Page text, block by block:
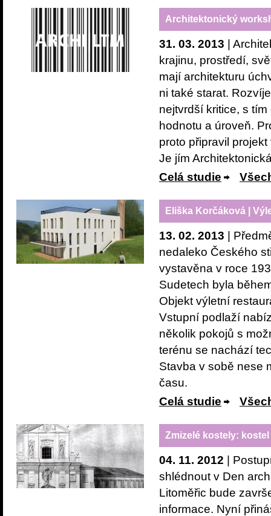
Architektonický
31. 03. 2013 |
krajinu, prostředí,
mají architekturu
ni také starat.
nejtvrdší kritice, s
hodnotu a úroveň.
proto připravil
Je jím
Celá studie
Eliška Korčáková |
13. 02. 2013 |
nedaleko Českého
vystavěna v roce
Sudetech byla
Objekt výletní
Vstupní podlaží
několik pokojů s
terénu se nachází
Stavba v sobě nese
času.
Celá studie
Zmizelé kostely: kostel
04. 11. 2012 |
shlédnout v Den
Litoměřic bude
informace. Nyní